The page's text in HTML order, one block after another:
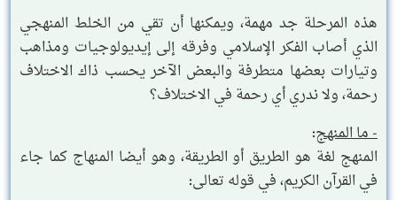
هذه المرحلة جد مهمة، ويمكنها أن تقي من الخلط المنهجي
الذي أصاب الفكر الإسلامي وفرقه إلى إيديولوجيات ومذاهب
وتيارات بعضها متطرفة والبعض الآخر يحسب ذاك الاختلاف
رحمة، ولا ندري أي رحمة في الاختلاف؟
- ما المنهج:
المنهج لغة هو الطريق أو الطريقة، وهو أيضا المنهاج كما جاء
في القرآن الكريم، في قوله تعالى: